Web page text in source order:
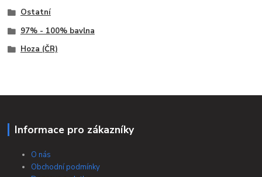
Ostatní
97% - 100% bavlna
Hoza (ČR)
Informace pro zákazníky
O nás
Obchodní podmínky